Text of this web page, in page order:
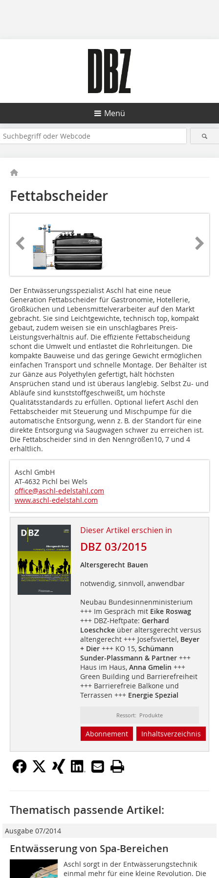
Menü
Fettabscheider
Der Entwässerungsspezialist Aschl hat eine neue
Generation Fettabscheider für Gastronomie, Hotellerie,
Großküchen und Lebensmittelverarbeiter auf den Markt
gebracht. Sie sind Leichtgewichte, technisch top, kompakt
gebaut, zudem weisen sie ein unschlagbares Preis-
Leistungsverhältnis auf. Die effiziente Fettabscheidung
schont die Umwelt und entlastet die Rohrleitungen. Die
kompakte Bauweise und das geringe Gewicht ermöglichen
einfachen Transport und schnelle Montage. Der Behälter ist
zur Gänze aus Polyethylen gefertigt, hält höchsten
Ansprüchen stand und ist überaus langlebig. Selbst Zu- und
Abläufe sind kunststoffgeschweißt, um höchste
Qualitätsstandards zu erfüllen. Optional liefert Aschl den
Fettabscheider mit Steuerung und Mischpumpe für die
automatische Entsorgung, wenn z. B. der Standort für eine
direkte Entsorgung via Saugwagen schwer zu erreichen ist.
Die Fettabscheider sind in den Nenngrößen10, 7 und 4
erhältlich.
Aschl GmbH
AT-4632 Pichl bei Wels
office@aschl-edelstahl.com
www.aschl-edelstahl.com
Dieser Artikel erschien in
DBZ 03/2015
Altersgerecht Bauen
notwendig, sinnvoll, anwendbar
Neubau Bundesinnenministerium
+++ Im Gespräch mit Eike Roswag
+++ DBZ-Heftpate: Gerhard
Loeschckeüber altersgerecht versus
altengerecht +++ Josefsviertel, Beyer
+ Dier+++ KO 15, Schümann
Sunder-Plassmann & Partner+++
Haus im Haus, Anna Gmelin +++
Green Building und Barrierefreiheit
+++ Barrierefreie Balkone und
Terrassen +++ Energie Spezial
Ressort: Produkte
Abonnement Inhaltsverzeichnis
Thematisch passende Artikel:
Ausgabe 07/2014
Entwässerung von Spa-Bereichen
Aschl sorgt in der Entwässerungstechnik
einmal mehr für eine kleine Revolution. Die